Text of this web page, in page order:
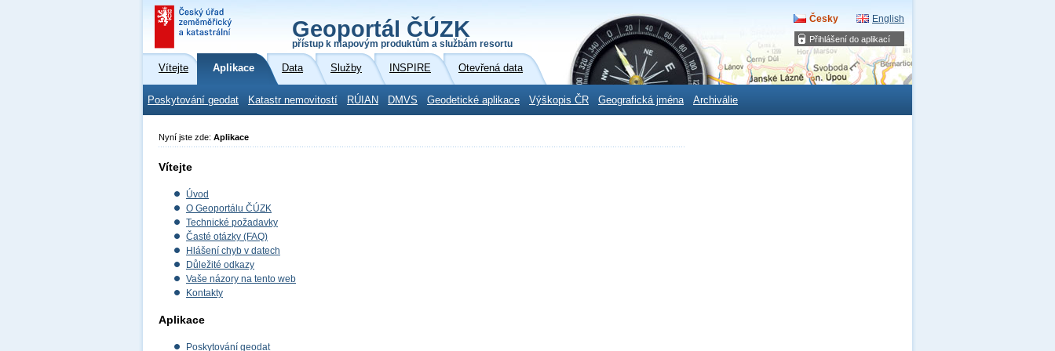
Přihlášení do aplikací
Geoportál ČÚZK
přístup k mapovým produktům a službám resortu
Česky English
Vítejte Aplikace Data Služby INSPIRE Otevřená data
Poskytování geodat Katastr nemovitostí RÚIAN DMVS Geodetické aplikace Výškopis ČR Geografická jména Archiválie
Nyní jste zde: Aplikace
Vítejte
Úvod
O Geoportálu ČÚZK
Technické požadavky
Časté otázky (FAQ)
Hlášení chyb v datech
Důležité odkazy
Vaše názory na tento web
Kontakty
Aplikace
Poskytování geodat